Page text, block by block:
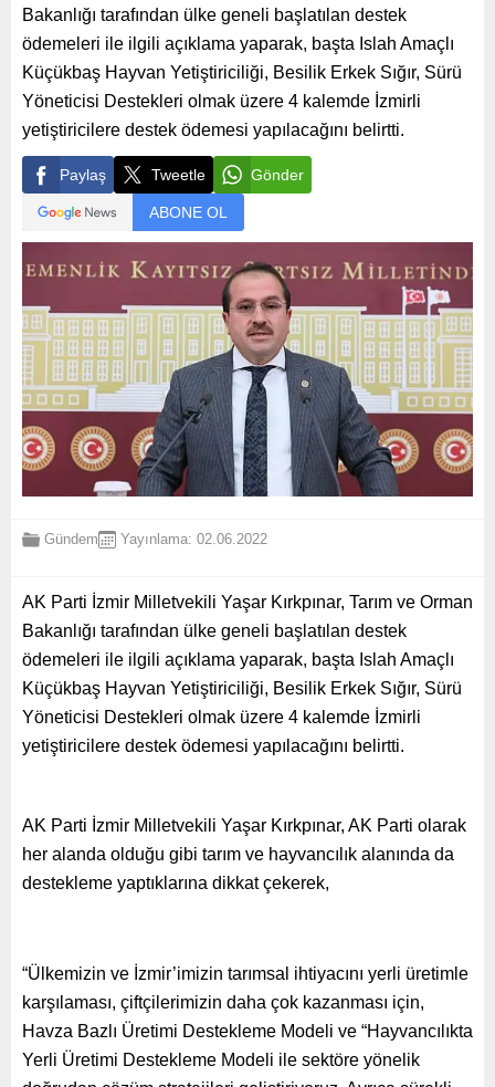
Bakanlığı tarafından ülke geneli başlatılan destek
ödemeleri ile ilgili açıklama yaparak, başta Islah Amaçlı
Küçükbaş Hayvan Yetiştiriciliği, Besilik Erkek Sığır, Sürü
Yöneticisi Destekleri olmak üzere 4 kalemde İzmirli
yetiştiricilere destek ödemesi yapılacağını belirtti.
Paylaş Tweetle Gönder
ABONE OL
Gündem Yayınlama: 02.06.2022
AK Parti İzmir Milletvekili Yaşar Kırkpınar, Tarım ve Orman
Bakanlığı tarafından ülke geneli başlatılan destek
ödemeleri ile ilgili açıklama yaparak, başta Islah Amaçlı
Küçükbaş Hayvan Yetiştiriciliği, Besilik Erkek Sığır, Sürü
Yöneticisi Destekleri olmak üzere 4 kalemde İzmirli
yetiştiricilere destek ödemesi yapılacağını belirtti.
AK Parti İzmir Milletvekili Yaşar Kırkpınar, AK Parti olarak
her alanda olduğu gibi tarım ve hayvancılık alanında da
destekleme yaptıklarına dikkat çekerek,
“Ülkemizin ve İzmir’imizin tarımsal ihtiyacını yerli üretimle
karşılaması, çiftçilerimizin daha çok kazanması için,
Havza Bazlı Üretimi Destekleme Modeli ve “Hayvancılıkta
Yerli Üretimi Destekleme Modeli ile sektöre yönelik